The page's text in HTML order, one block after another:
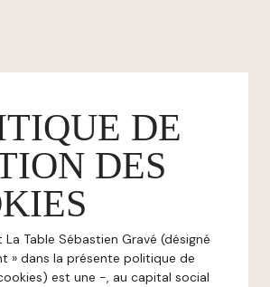
DE
DES
Table Sébastien Gravé (désigné
» dans la présente politique de
est une -, au capital social